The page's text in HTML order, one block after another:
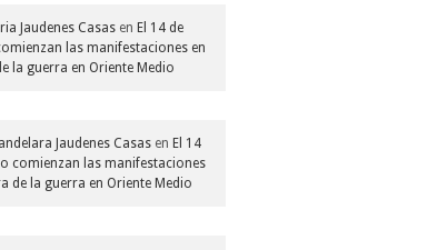
Jaudenes Casas en El 14 de
las manifestaciones en
la guerra en Oriente Medio
Jaudenes Casas en El 14
comienzan las manifestaciones
de la guerra en Oriente Medio